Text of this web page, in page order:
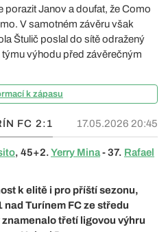
porazit Janov a doufat, že Como
V samotném závěru však
Štulič poslal do sítě odražený
výhodu před závěrečným
k zápasu
FC 2:1 17.05.2026 20:45
, 45+2.Yerry Mina- 37. Rafael
k elitě i pro příští sezonu,
Turínem FC ze středu
třetí ligovou výhru